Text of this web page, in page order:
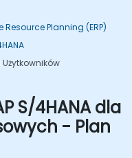
Resource Planning (ERP)
Użytkowników
S/4HANA dla
- Plan